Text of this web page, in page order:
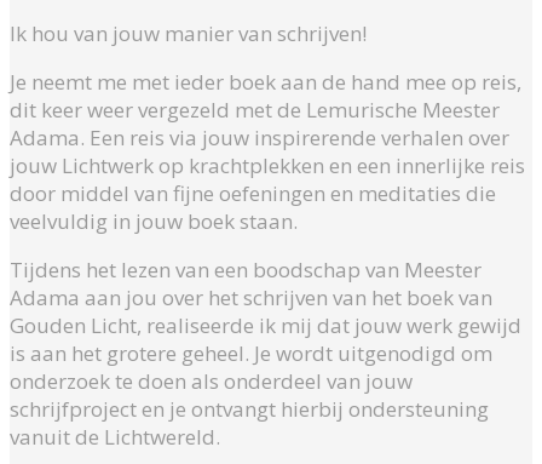
Ik hou van jouw manier van schrijven!
Je neemt me met ieder boek aan de hand mee op reis,
dit keer weer vergezeld met de Lemurische Meester
Adama. Een reis via jouw inspirerende verhalen over
jouw Lichtwerk op krachtplekken en een innerlijke reis
door middel van fijne oefeningen en meditaties die
veelvuldig in jouw boek staan.
Tijdens het lezen van een boodschap van Meester
Adama aan jou over het schrijven van het boek van
Gouden Licht, realiseerde ik mij dat jouw werk gewijd
is aan het grotere geheel. Je wordt uitgenodigd om
onderzoek te doen als onderdeel van jouw
schrijfproject en je ontvangt hierbij ondersteuning
vanuit de Lichtwereld.